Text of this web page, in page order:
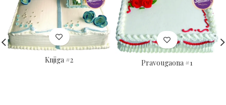
Knjiga #2 Pravougaona #1